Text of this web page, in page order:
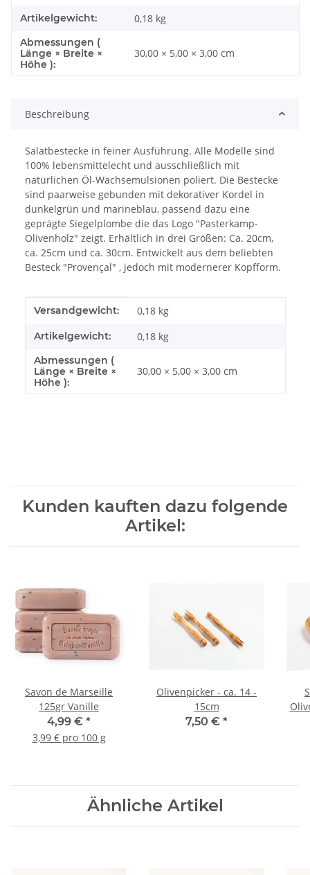
Artikelgewicht: 0,18 kg
Abmessungen (
Länge × Breite ×
Höhe ):
30,00 × 5,00 × 3,00 cm
Beschreibung
Salatbestecke in feiner Ausführung. Alle Modelle sind
100% lebensmittelecht und ausschließlich mit
natürlichen Öl-Wachsemulsionen poliert. Die Bestecke
sind paarweise gebunden mit dekorativer Kordel in
dunkelgrün und marineblau, passend dazu eine
geprägte Siegelplombe die das Logo "Pasterkamp-
Olivenholz" zeigt. Erhältlich in drei Größen: Ca. 20cm,
ca. 25cm und ca. 30cm. Entwickelt aus dem beliebten
Besteck "Provençal" , jedoch mit modernerer Kopfform.
Produkteigenschaft
Wert
Versandgewicht: 0,18 kg
Artikelgewicht: 0,18 kg
Abmessungen (
Länge × Breite ×
Höhe ):
30,00 × 5,00 × 3,00 cm
Kunden kauften dazu folgende
Artikel:
Savon de Marseille
125gr Vanille
4,99 € *
3,99 € pro 100 g
Olivenpicker - ca. 14 -
15cm
7,50 € *
Ähnliche Artikel